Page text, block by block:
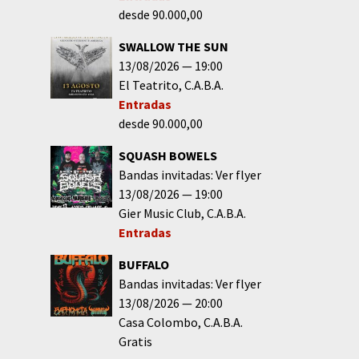
desde 90.000,00
SWALLOW THE SUN
13/08/2026
19:00
El Teatrito C.A.B.A.
Entradas
desde 90.000,00
SQUASH BOWELS
Bandas invitadas: Ver flyer
13/08/2026
19:00
Gier Music Club C.A.B.A.
Entradas
BUFFALO
Bandas invitadas: Ver flyer
13/08/2026
20:00
Casa Colombo C.A.B.A.
Gratis